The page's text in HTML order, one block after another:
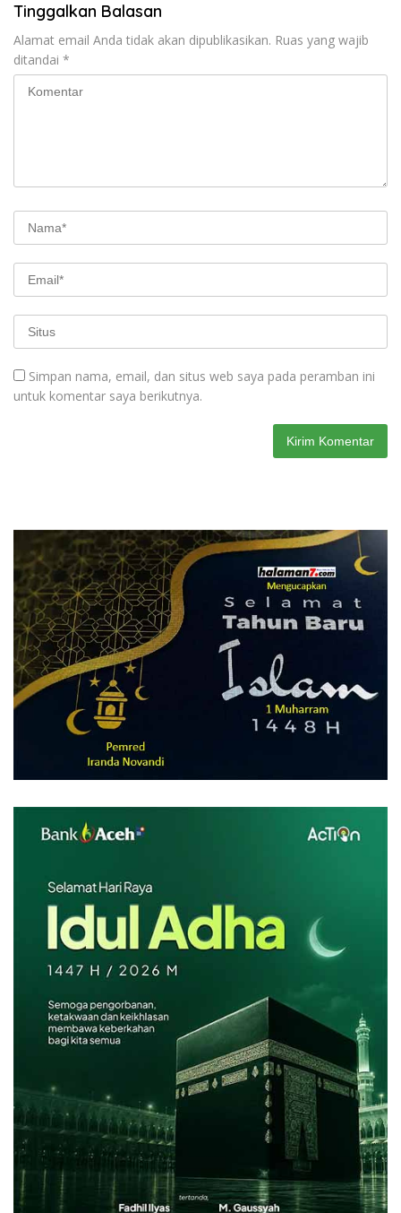
Tinggalkan Balasan
Alamat email Anda tidak akan dipublikasikan. Ruas yang wajib
ditandai *
Simpan nama, email, dan situs web saya pada peramban ini
untuk komentar saya berikutnya.